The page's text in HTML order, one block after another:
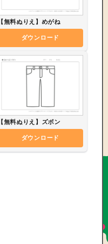
【無料ぬりえ】めがね
ダウンロード
【無料ぬりえ】ズボン
ダウンロード